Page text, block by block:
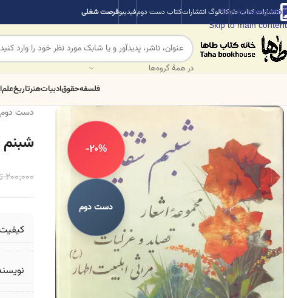
Skip to navigation
Skip to main content
انتشارات کتاب طهکاتالوگ انتشاراتکتاب دست دومفیدیبوفرصت شغلی
در همهٔ گروه‌ها
فلسفهحقوقادبیاتهنرتاریخعلم
-20%
دست دوم
دست دوم
شبنم
200,000